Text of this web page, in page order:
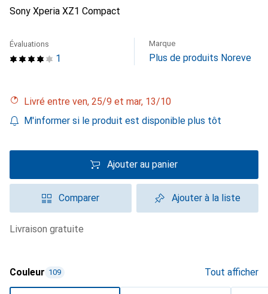
Sony Xperia XZ1 Compact
1
Évaluations Marque
Plus de produits Noreve
Livré entre ven, 25/9 et mar, 13/10
M'informer si le produit est disponible plus tôt
Ajouter au panier
Comparer Ajouter à la liste
livraison gratuite
Couleur 109 Tout afficher